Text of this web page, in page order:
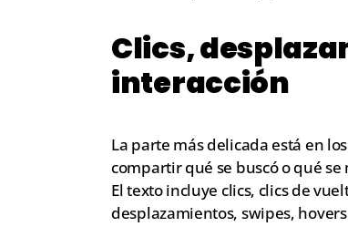
Clics,
interacción
La parte más delicada está en
compartir qué se buscó o qué
El texto incluye clics, clics de
desplazamientos, swipes,